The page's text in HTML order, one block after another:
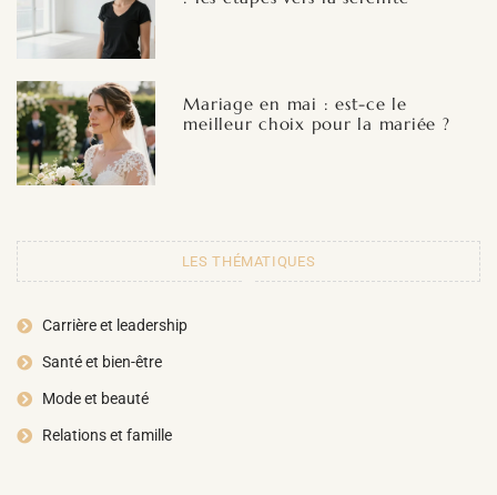
Mariage en mai : est-ce le
meilleur choix pour la mariée ?
LES THÉMATIQUES
Carrière et leadership
Santé et bien-être
Mode et beauté
Relations et famille